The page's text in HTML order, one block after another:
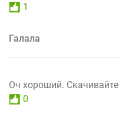
1
Галала
Оч хороший. Скачивайте
0